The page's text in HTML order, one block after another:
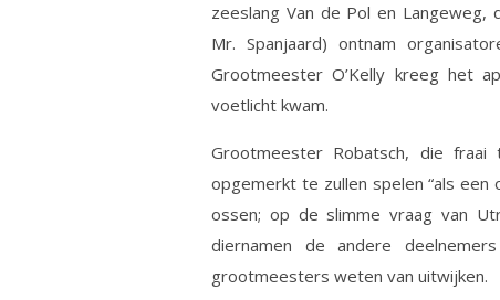
zeeslang Van de Pol en
Mr. Spanjaard) ontnam
Grootmeester O’Kelly kreeg het
voetlicht kwam.
Grootmeester Robatsch, die
opgemerkt te zullen spelen “als een
ossen; op de slimme vraag van
diernamen de andere
grootmeesters weten van uitwijken.